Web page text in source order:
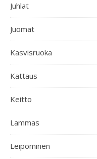
Juhlat
Juomat
Kasvisruoka
Kattaus
Keitto
Lammas
Leipominen